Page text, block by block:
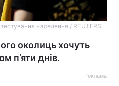
населення / REUTERS
околиць хочуть
п’яти днів.
Реклама